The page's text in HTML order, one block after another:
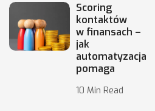
Scoring
kontaktów
w finansach –
jak
automatyzacja
pomaga
10 Min Read